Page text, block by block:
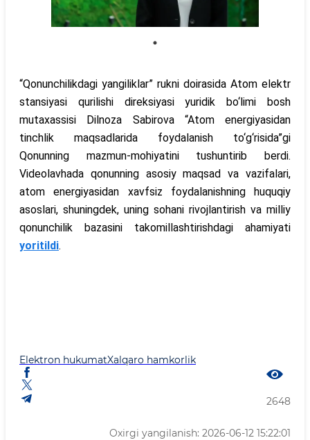
“Qonunchilikdagi yangiliklar” rukni doirasida Atom elektr
stansiyasi qurilishi direksiyasi yuridik bo‘limi bosh
mutaxassisi Dilnoza Sabirova “Atom energiyasidan
tinchlik maqsadlarida foydalanish to‘g‘risida”gi
Qonunning mazmun-mohiyatini tushuntirib berdi.
Videolavhada qonunning asosiy maqsad va vazifalari,
atom energiyasidan xavfsiz foydalanishning huquqiy
asoslari, shuningdek, uning sohani rivojlantirish va milliy
qonunchilik bazasini takomillashtirishdagi ahamiyati
yoritildi.
Elektron hukumatXalqaro hamkorlik
2648
Oxirgi yangilanish: 2026-06-12 15:22:01